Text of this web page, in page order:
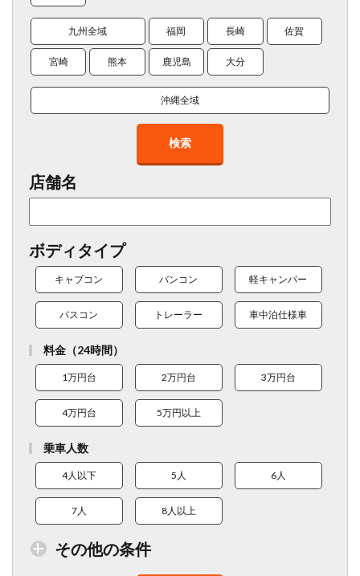
九州全域 福岡 長崎 佐賀
宮崎 熊本 鹿児島 大分
沖縄全域
検索
店舗名
ボディタイプ
キャブコン バンコン 軽キャンパー
バスコン トレーラー 車中泊仕様車
料金（24時間）
1万円台 2万円台 3万円台
4万円台 5万円以上
乗車人数
4人以下 5人 6人
7人 8人以上
その他の条件